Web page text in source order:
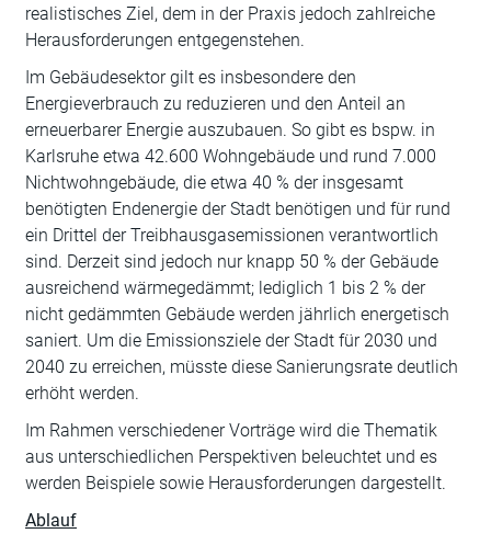
realistisches Ziel, dem in der Praxis jedoch zahlreiche
Herausforderungen entgegenstehen.
Im Gebäudesektor gilt es insbesondere den
Energieverbrauch zu reduzieren und den Anteil an
erneuerbarer Energie auszubauen. So gibt es bspw. in
Karlsruhe etwa 42.600 Wohngebäude und rund 7.000
Nichtwohngebäude, die etwa 40 % der insgesamt
benötigten Endenergie der Stadt benötigen und für rund
ein Drittel der Treibhausgasemissionen verantwortlich
sind. Derzeit sind jedoch nur knapp 50 % der Gebäude
ausreichend wärmegedämmt; lediglich 1 bis 2 % der
nicht gedämmten Gebäude werden jährlich energetisch
saniert. Um die Emissionsziele der Stadt für 2030 und
2040 zu erreichen, müsste diese Sanierungsrate deutlich
erhöht werden.
Im Rahmen verschiedener Vorträge wird die Thematik
aus unterschiedlichen Perspektiven beleuchtet und es
werden Beispiele sowie Herausforderungen dargestellt.
Ablauf